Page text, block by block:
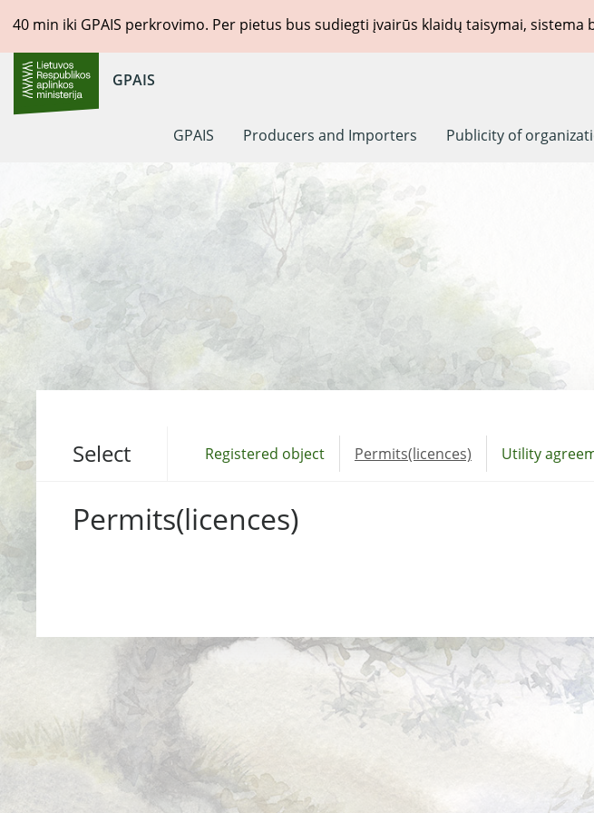
40 min iki GPAIS perkrovimo. Per pietus bus sudiegti įvairūs klaidų taisymai, sistema
GPAIS
GPAIS Producers and Importers Publicity of
Select Registered object Permits(licences) Utility
Permits(licences)